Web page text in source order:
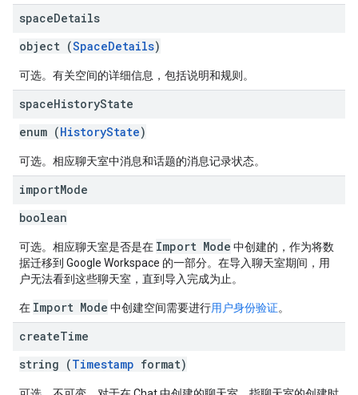
spaceDetails
object (SpaceDetails)
可选。有关空间的详细信息，包括说明和规则。
spaceHistoryState
enum (HistoryState)
可选。相应聊天室中消息和话题的消息记录状态。
importMode
boolean
可选。相应聊天室是否是在 Import Mode 中创建的，作为将数
据迁移到 Google Workspace 的一部分。在导入聊天室期间，用
户无法看到这些聊天室，直到导入完成为止。
在 Import Mode 中创建空间需要进行用户身份验证。
createTime
string (Timestamp format)